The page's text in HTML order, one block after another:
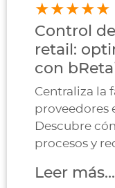
Control
retail:
con
Centraliza la
proveedores
Descubre
procesos y
Leer más...